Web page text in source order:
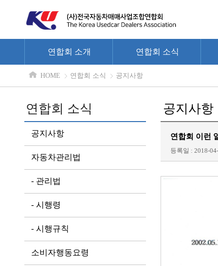
연합회 소개 연합회 소식
HOME 연합회 소식 공지사항
연합회 소식
공지사항
자동차관리법
- 관리법
- 시행령
- 시행규칙
소비자행동요령
공지사항
연합회 이런
등록일 : 2018-